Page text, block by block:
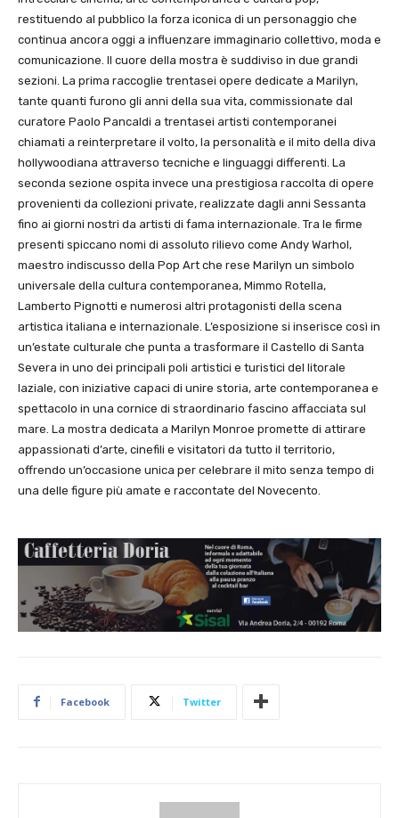
restituendo al pubblico la forza iconica di un personaggio che
continua ancora oggi a influenzare immaginario collettivo, moda e
comunicazione. Il cuore della mostra è suddiviso in due grandi
sezioni. La prima raccoglie trentasei opere dedicate a Marilyn,
tante quanti furono gli anni della sua vita, commissionate dal
curatore Paolo Pancaldi a trentasei artisti contemporanei
chiamati a reinterpretare il volto, la personalità e il mito della diva
hollywoodiana attraverso tecniche e linguaggi differenti. La
seconda sezione ospita invece una prestigiosa raccolta di opere
provenienti da collezioni private, realizzate dagli anni Sessanta
fino ai giorni nostri da artisti di fama internazionale. Tra le firme
presenti spiccano nomi di assoluto rilievo come Andy Warhol,
maestro indiscusso della Pop Art che rese Marilyn un simbolo
universale della cultura contemporanea, Mimmo Rotella,
Lamberto Pignotti e numerosi altri protagonisti della scena
artistica italiana e internazionale. L’esposizione si inserisce così in
un’estate culturale che punta a trasformare il Castello di Santa
Severa in uno dei principali poli artistici e turistici del litorale
laziale, con iniziative capaci di unire storia, arte contemporanea e
spettacolo in una cornice di straordinario fascino affacciata sul
mare. La mostra dedicata a Marilyn Monroe promette di attirare
appassionati d’arte, cinefili e visitatori da tutto il territorio,
offrendo un’occasione unica per celebrare il mito senza tempo di
una delle figure più amate e raccontate del Novecento.
Facebook Twitter